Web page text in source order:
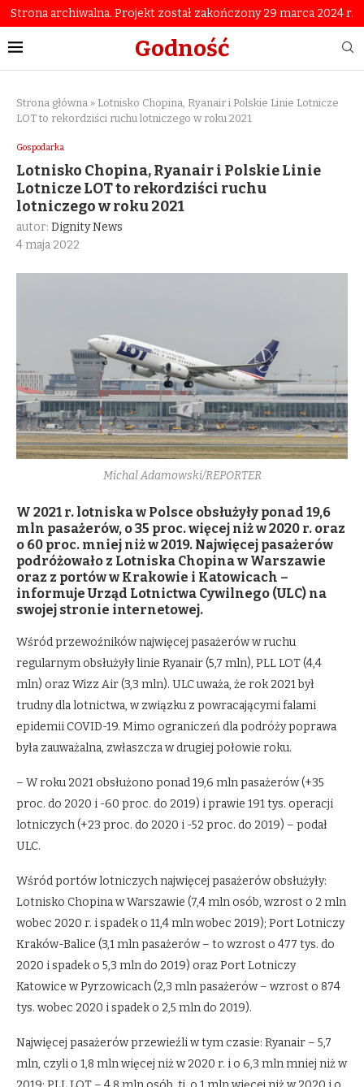
Strona archiwalna. Projekt został zakończony 29 marca 2024 r.
Godność
Strona główna » Lotnisko Chopina, Ryanair i Polskie Linie Lotnicze
LOT to rekordziści ruchu lotniczego w roku 2021
Gospodarka
Lotnisko Chopina, Ryanair i Polskie Linie
Lotnicze LOT to rekordziści ruchu
lotniczego w roku 2021
autor: Dignity News
4 maja 2022
Michal Adamowski/REPORTER
W 2021 r. lotniska w Polsce obsłużyły ponad 19,6
mln pasażerów, o 35 proc. więcej niż w 2020 r. oraz
o 60 proc. mniej niż w 2019. Najwięcej pasażerów
podróżowało z Lotniska Chopina w Warszawie
oraz z portów w Krakowie i Katowicach –
informuje Urząd Lotnictwa Cywilnego (ULC) na
swojej stronie internetowej.
Wśród przewoźników najwięcej pasażerów w ruchu
regularnym obsłużyły linie Ryanair (5,7 mln), PLL LOT (4,4
mln) oraz Wizz Air (3,3 mln). ULC uważa, że rok 2021 był
trudny dla lotnictwa, w związku z powracającymi falami
epidemii COVID-19. Mimo ograniczeń dla podróży poprawa
była zauważalna, zwłaszcza w drugiej połowie roku.
– W roku 2021 obsłużono ponad 19,6 mln pasażerów (+35
proc. do 2020 i -60 proc. do 2019) i prawie 191 tys. operacji
lotniczych (+23 proc. do 2020 i -52 proc. do 2019) – podał
ULC.
Wśród portów lotniczych najwięcej pasażerów obsłużyły:
Lotnisko Chopina w Warszawie (7,4 mln osób, wzrost o 2 mln
wobec 2020 r. i spadek o 11,4 mln wobec 2019); Port Lotniczy
Kraków-Balice (3,1 mln pasażerów – to wzrost o 477 tys. do
2020 i spadek o 5,3 mln do 2019) oraz Port Lotniczy
Katowice w Pyrzowicach (2,3 mln pasażerów – wzrost o 874
tys. wobec 2020 i spadek o 2,5 mln do 2019).
Najwięcej pasażerów przewieźli w tym czasie: Ryanair – 5,7
mln, czyli o 1,8 mln więcej niż w 2020 r. i o 6,3 mln mniej niż w